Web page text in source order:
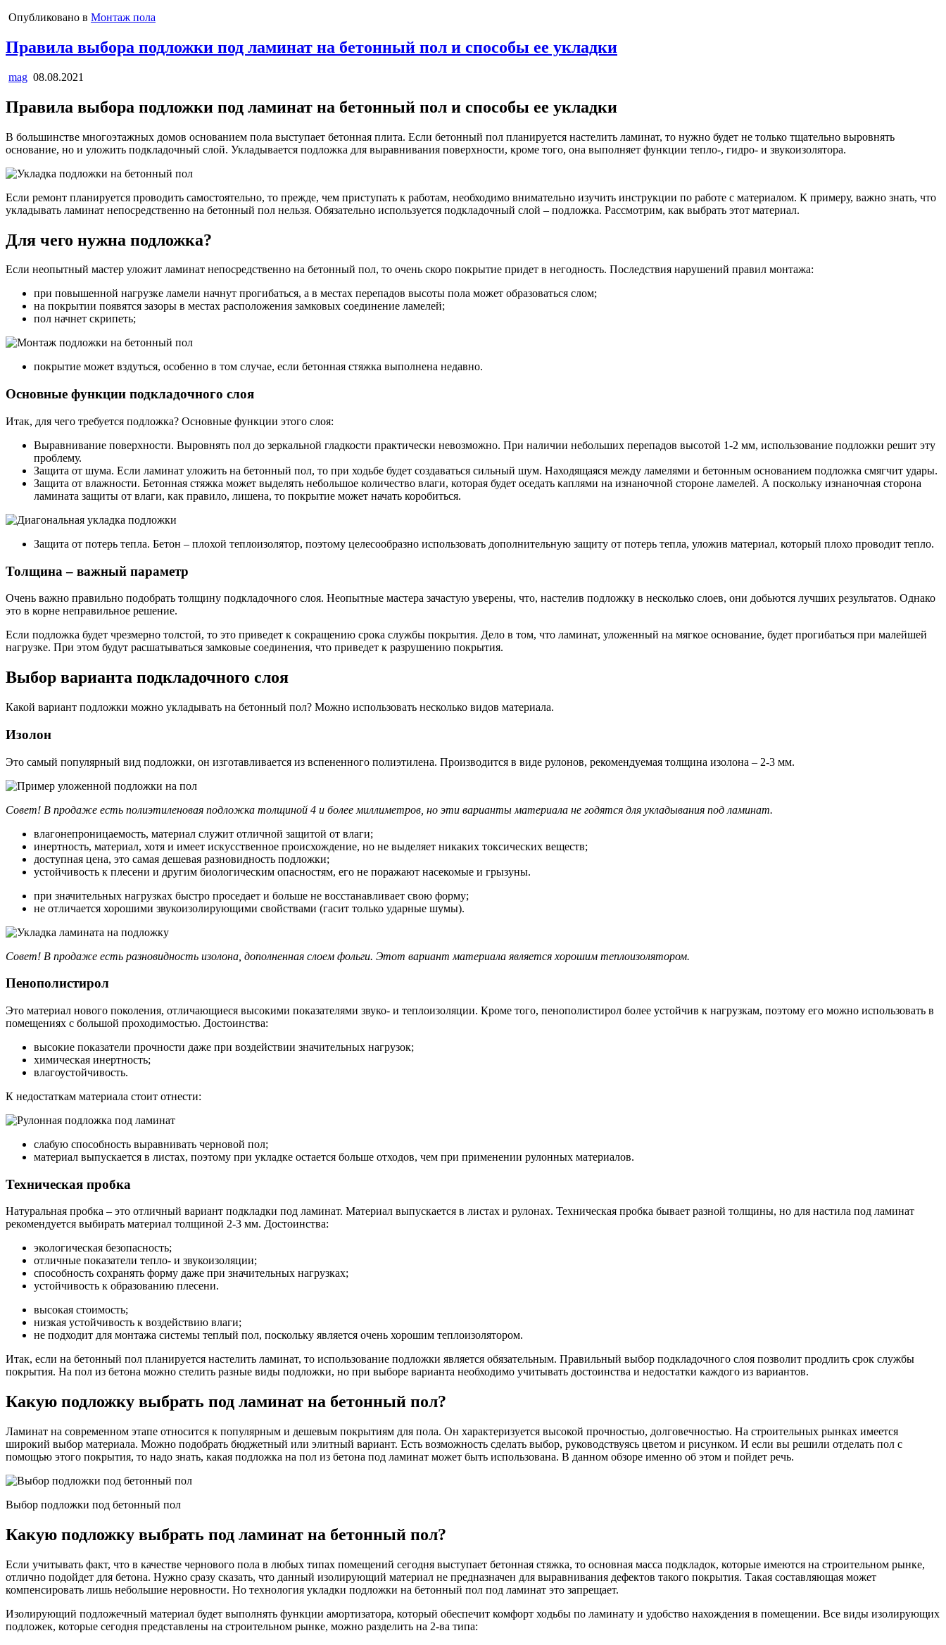
Опубликовано в Монтаж пола
Правила выбора подложки под ламинат на бетонный пол и способы ее укладки
mag 08.08.2021
Правила выбора подложки под ламинат на бетонный пол и способы ее укладки
В большинстве многоэтажных домов основанием пола выступает бетонная плита. Если бетонный пол планируется настелить ламинат, то нужно будет не только тщательно выровнять
основание, но и уложить подкладочный слой. Укладывается подложка для выравнивания поверхности, кроме того, она выполняет функции тепло-, гидро- и звукоизолятора.
Если ремонт планируется проводить самостоятельно, то прежде, чем приступать к работам, необходимо внимательно изучить инструкции по работе с материалом. К примеру, важно знать, что
укладывать ламинат непосредственно на бетонный пол нельзя. Обязательно используется подкладочный слой – подложка. Рассмотрим, как выбрать этот материал.
Для чего нужна подложка?
Если неопытный мастер уложит ламинат непосредственно на бетонный пол, то очень скоро покрытие придет в негодность. Последствия нарушений правил монтажа:
при повышенной нагрузке ламели начнут прогибаться, а в местах перепадов высоты пола может образоваться слом;
на покрытии появятся зазоры в местах расположения замковых соединение ламелей;
пол начнет скрипеть;
покрытие может вздуться, особенно в том случае, если бетонная стяжка выполнена недавно.
Основные функции подкладочного слоя
Итак, для чего требуется подложка? Основные функции этого слоя:
Выравнивание поверхности. Выровнять пол до зеркальной гладкости практически невозможно. При наличии небольших перепадов высотой 1-2 мм, использование подложки решит эту
проблему.
Защита от шума. Если ламинат уложить на бетонный пол, то при ходьбе будет создаваться сильный шум. Находящаяся между ламелями и бетонным основанием подложка смягчит удары.
Защита от влажности. Бетонная стяжка может выделять небольшое количество влаги, которая будет оседать каплями на изнаночной стороне ламелей. А поскольку изнаночная сторона
ламината защиты от влаги, как правило, лишена, то покрытие может начать коробиться.
Защита от потерь тепла. Бетон – плохой теплоизолятор, поэтому целесообразно использовать дополнительную защиту от потерь тепла, уложив материал, который плохо проводит тепло.
Толщина – важный параметр
Очень важно правильно подобрать толщину подкладочного слоя. Неопытные мастера зачастую уверены, что, настелив подложку в несколько слоев, они добьются лучших результатов. Однако
это в корне неправильное решение.
Если подложка будет чрезмерно толстой, то это приведет к сокращению срока службы покрытия. Дело в том, что ламинат, уложенный на мягкое основание, будет прогибаться при малейшей
нагрузке. При этом будут расшатываться замковые соединения, что приведет к разрушению покрытия.
Выбор варианта подкладочного слоя
Какой вариант подложки можно укладывать на бетонный пол? Можно использовать несколько видов материала.
Изолон
Это самый популярный вид подложки, он изготавливается из вспененного полиэтилена. Производится в виде рулонов, рекомендуемая толщина изолона – 2-3 мм.
Совет! В продаже есть полиэтиленовая подложка толщиной 4 и более миллиметров, но эти варианты материала не годятся для укладывания под ламинат.
влагонепроницаемость, материал служит отличной защитой от влаги;
инертность, материал, хотя и имеет искусственное происхождение, но не выделяет никаких токсических веществ;
доступная цена, это самая дешевая разновидность подложки;
устойчивость к плесени и другим биологическим опасностям, его не поражают насекомые и грызуны.
при значительных нагрузках быстро проседает и больше не восстанавливает свою форму;
не отличается хорошими звукоизолирующими свойствами (гасит только ударные шумы).
Совет! В продаже есть разновидность изолона, дополненная слоем фольги. Этот вариант материала является хорошим теплоизолятором.
Пенополистирол
Это материал нового поколения, отличающиеся высокими показателями звуко- и теплоизоляции. Кроме того, пенополистирол более устойчив к нагрузкам, поэтому его можно использовать в
помещениях с большой проходимостью. Достоинства:
высокие показатели прочности даже при воздействии значительных нагрузок;
химическая инертность;
влагоустойчивость.
К недостаткам материала стоит отнести:
слабую способность выравнивать черновой пол;
материал выпускается в листах, поэтому при укладке остается больше отходов, чем при применении рулонных материалов.
Техническая пробка
Натуральная пробка – это отличный вариант подкладки под ламинат. Материал выпускается в листах и рулонах. Техническая пробка бывает разной толщины, но для настила под ламинат
рекомендуется выбирать материал толщиной 2-3 мм. Достоинства:
экологическая безопасность;
отличные показатели тепло- и звукоизоляции;
способность сохранять форму даже при значительных нагрузках;
устойчивость к образованию плесени.
высокая стоимость;
низкая устойчивость к воздействию влаги;
не подходит для монтажа системы теплый пол, поскольку является очень хорошим теплоизолятором.
Итак, если на бетонный пол планируется настелить ламинат, то использование подложки является обязательным. Правильный выбор подкладочного слоя позволит продлить срок службы
покрытия. На пол из бетона можно стелить разные виды подложки, но при выборе варианта необходимо учитывать достоинства и недостатки каждого из вариантов.
Какую подложку выбрать под ламинат на бетонный пол?
Ламинат на современном этапе относится к популярным и дешевым покрытиям для пола. Он характеризуется высокой прочностью, долговечностью. На строительных рынках имеется
широкий выбор материала. Можно подобрать бюджетный или элитный вариант. Есть возможность сделать выбор, руководствуясь цветом и рисунком. И если вы решили отделать пол с
помощью этого покрытия, то надо знать, какая подложка на пол из бетона под ламинат может быть использована. В данном обзоре именно об этом и пойдет речь.
Выбор подложки под бетонный пол
Какую подложку выбрать под ламинат на бетонный пол?
Если учитывать факт, что в качестве чернового пола в любых типах помещений сегодня выступает бетонная стяжка, то основная масса подкладок, которые имеются на строительном рынке,
отлично подойдет для бетона. Нужно сразу сказать, что данный изолирующий материал не предназначен для выравнивания дефектов такого покрытия. Такая составляющая может
компенсировать лишь небольшие неровности. Но технология укладки подложки на бетонный пол под ламинат это запрещает.
Изолирующий подложечный материал будет выполнять функции амортизатора, который обеспечит комфорт ходьбы по ламинату и удобство нахождения в помещении. Все виды изолирующих
подложек, которые сегодня представлены на строительном рынке, можно разделить на 2-ва типа: